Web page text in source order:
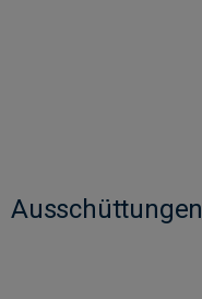
Ausschüttungen